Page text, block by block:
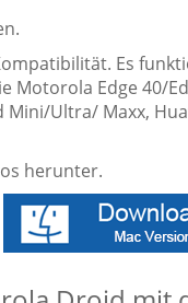
Es
Edge 40/
Ultra/ Maxx,
herunter.